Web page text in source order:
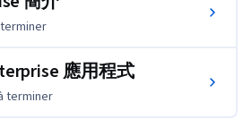
。)
應用程式
terminer